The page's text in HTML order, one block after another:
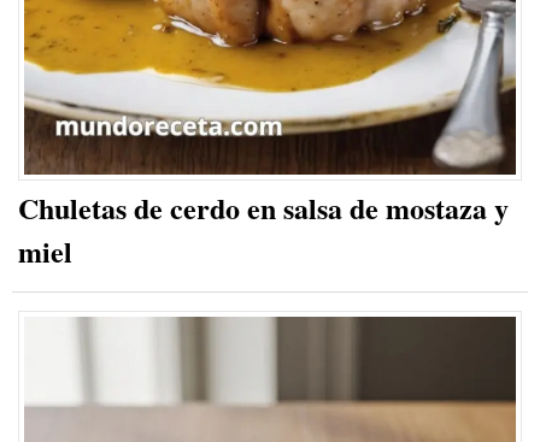
Chuletas de cerdo en salsa de mostaza y
miel